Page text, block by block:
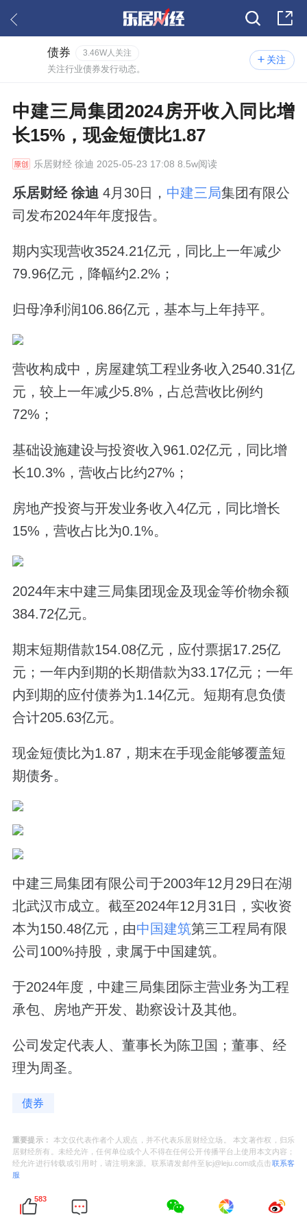
关注
债券 3.46W人关注
关注行业债券发行动态。
中建三局集团2024房开收入同比增
长15%，现金短债比1.87
乐居财经徐迪 2025-05-23 17:08 8.5w阅读
乐居财经 徐迪 4月30日， 中建三局集团有限公
司发布2024年年度报告。
期内实现营收3524.21亿元，同比上一年减少
79.96亿元，降幅约2.2%；
归母净利润106.86亿元，基本与上年持平。
营收构成中，房屋建筑工程业务收入2540.31亿
元，较上一年减少5.8%，占总营收比例约
72%；
基础设施建设与投资收入961.02亿元，同比增
长10.3%，营收占比约27%；
房地产投资与开发业务收入4亿元，同比增长
15%，营收占比为0.1%。
2024年末中建三局集团现金及现金等价物余额
384.72亿元。
期末短期借款154.08亿元，应付票据17.25亿
元；一年内到期的长期借款为33.17亿元；一年
内到期的应付债券为1.14亿元。短期有息负债
合计205.63亿元。
现金短债比为1.87，期末在手现金能够覆盖短
期债务。
中建三局集团有限公司于2003年12月29日在湖
北武汉市成立。截至2024年12月31日，实收资
本为150.48亿元，由中国建筑第三工程局有限
公司100%持股，隶属于中国建筑。
于2024年度，中建三局集团际主营业务为工程
承包、房地产开发、勘察设计及其他。
公司发定代表人、董事长为陈卫国；董事、经
理为周圣。
债券
重要提示：
本文仅代表作者个人观点，并不代表乐居财经立场。 本文著作权，归乐
居财经所有。未经允许，任何单位或个人不得在任何公开传播平台上使用本文内容；
经允许进行转载或引用时，请注明来源。联系请发邮件至ljcj@leju.com或点击联系客
服
583